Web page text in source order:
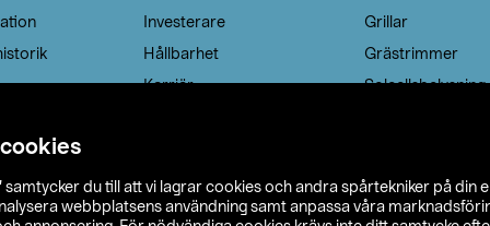
samtycker du till att vi lagrar cookies och andra spårtekniker på din
webbplatsens användning samt anpassa våra
Investerare
Hållbarhet
Karriär
Grillar
Grästrimmer
Solcellsbelysning